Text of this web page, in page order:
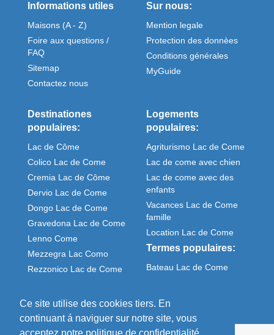
Ce site utilise des cookies tiers. En
continuant á naviguer sur notre site, vous
acceptez notre politique de confidentialité.
Informations utiles
Maisons (A - Z)
Foire aux questions /
FAQ
Sitemap
Contactez nous
Sur nous:
Mention legale
Protection des donnèes
Conditions générales
MyGuide
Destinationes
populaires:
Lac de Côme
Colico Lac de Come
Cremia Lac de Côme
Dervio Lac de Come
Dongo Lac de Come
Gravedona Lac de Come
Lenno Come
Mezzegra Lac Como
Rezzonico Lac de Come
Logements
populaires:
Agriturismo Lac de Come
Lac de come avec chien
Lac de come avec des
enfants
Vacances Lac de Come
famille
Location Lac de Come
Termes populaires:
Bateau Lac de Come